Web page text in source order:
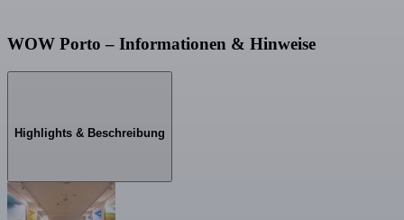
WOW Porto – Informationen & Hinweise
Highlights & Beschreibung